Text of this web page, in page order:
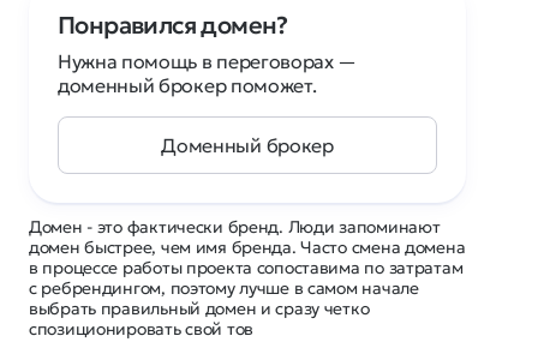
Домен - это фактически бренд. Люди запоминают
домен быстрее, чем имя бренда. Часто смена домена
в процессе работы проекта сопоставима по затратам
с ребрендингом, поэтому лучше в самом начале
выбрать правильный домен и сразу четко
спозиционировать свой тов
Понравился домен?
Нужна помощь в переговорах —
доменный брокер поможет.
Доменный брокер